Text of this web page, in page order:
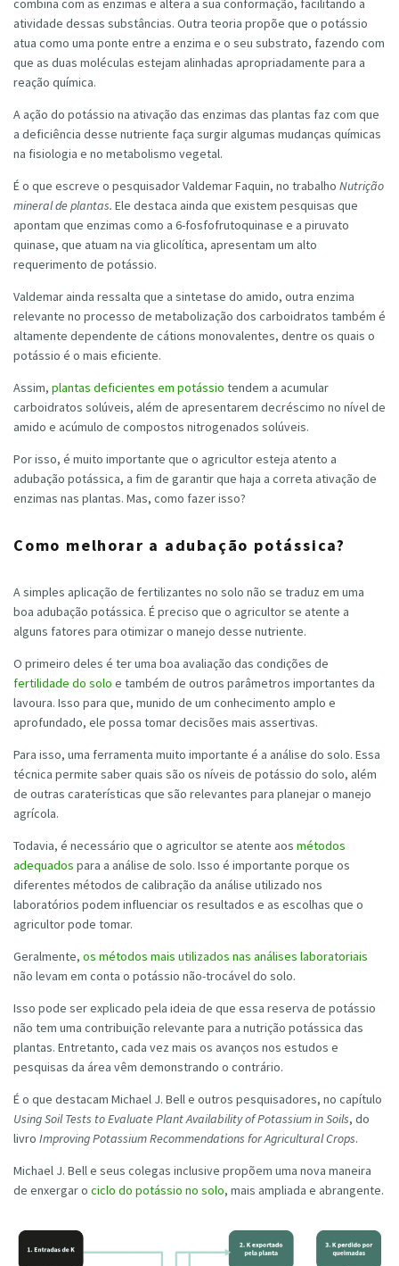
combina com as enzimas e altera a sua conformação, facilitando a
atividade dessas substâncias. Outra teoria propõe que o potássio
atua como uma ponte entre a enzima e o seu substrato, fazendo com
que as duas moléculas estejam alinhadas apropriadamente para a
reação química.
A ação do potássio na ativação das enzimas das plantas faz com que
a deficiência desse nutriente faça surgir algumas mudanças químicas
na fisiologia e no metabolismo vegetal.
É o que escreve o pesquisador Valdemar Faquin, no trabalho Nutrição
mineral de plantas. Ele destaca ainda que existem pesquisas que
apontam que enzimas como a 6-fosfofrutoquinase e a piruvato
quinase, que atuam na via glicolítica, apresentam um alto
requerimento de potássio.
Valdemar ainda ressalta que a sintetase do amido, outra enzima
relevante no processo de metabolização dos carboidratos também é
altamente dependente de cátions monovalentes, dentre os quais o
potássio é o mais eficiente.
Assim, plantas deficientes em potássio tendem a acumular
carboidratos solúveis, além de apresentarem decréscimo no nível de
amido e acúmulo de compostos nitrogenados solúveis.
Por isso, é muito importante que o agricultor esteja atento a
adubação potássica, a fim de garantir que haja a correta ativação de
enzimas nas plantas. Mas, como fazer isso?
Como melhorar a adubação potássica?
A simples aplicação de fertilizantes no solo não se traduz em uma
boa adubação potássica. É preciso que o agricultor se atente a
alguns fatores para otimizar o manejo desse nutriente.
O primeiro deles é ter uma boa avaliação das condições de
fertilidade do solo e também de outros parâmetros importantes da
lavoura. Isso para que, munido de um conhecimento amplo e
aprofundado, ele possa tomar decisões mais assertivas.
Para isso, uma ferramenta muito importante é a análise do solo. Essa
técnica permite saber quais são os níveis de potássio do solo, além
de outras caraterísticas que são relevantes para planejar o manejo
agrícola.
Todavia, é necessário que o agricultor se atente aos métodos
adequados para a análise de solo. Isso é importante porque os
diferentes métodos de calibração da análise utilizado nos
laboratórios podem influenciar os resultados e as escolhas que o
agricultor pode tomar.
Geralmente, os métodos mais utilizados nas análises laboratoriais
não levam em conta o potássio não-trocável do solo.
Isso pode ser explicado pela ideia de que essa reserva de potássio
não tem uma contribuição relevante para a nutrição potássica das
plantas. Entretanto, cada vez mais os avanços nos estudos e
pesquisas da área vêm demonstrando o contrário.
É o que destacam Michael J. Bell e outros pesquisadores, no capítulo
Using Soil Tests to Evaluate Plant Availability of Potassium in Soils, do
livro Improving Potassium Recommendations for Agricultural Crops.
Michael J. Bell e seus colegas inclusive propõem uma nova maneira
de enxergar o ciclo do potássio no solo, mais ampliada e abrangente.